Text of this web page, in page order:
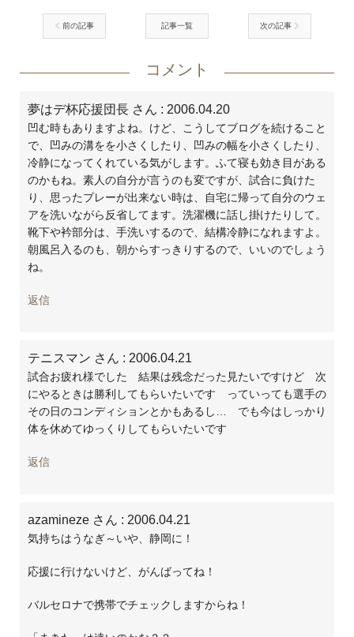
前の記事 記事一覧 次の記事
コメント
夢はデ杯応援団長 さん : 2006.04.20
凹む時もありますよね。けど、こうしてブログを続けること
で、凹みの溝をを小さくしたり、凹みの幅を小さくしたり、
冷静になってくれている気がします。ふて寝も効き目がある
のかもね。素人の自分が言うのも変ですが、試合に負けた
り、思ったプレーが出来ない時は、自宅に帰って自分のウェ
アを洗いながら反省してます。洗濯機に話し掛けたりして。
靴下や衿部分は、手洗いするので、結構冷静になれますよ。
朝風呂入るのも、朝からすっきりするので、いいのでしょう
ね。
返信
テニスマン さん : 2006.04.21
試合お疲れ様でした 結果は残念だった見たいですけど 次
にやるときは勝利してもらいたいです っていっても選手の
その日のコンディションとかもあるし… でも今はしっかり
体を休めてゆっくりしてもらいたいです
返信
azamineze さん : 2006.04.21
気持ちはうなぎ～いや、静岡に！
応援に行けないけど、がんばってね！
バルセロナで携帯でチェックしますからね！